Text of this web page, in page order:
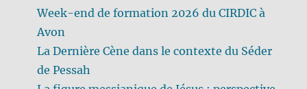
Week-end de formation 2026 du CIRDIC à
Avon
La Dernière Cène dans le contexte du Séder
de Pessah